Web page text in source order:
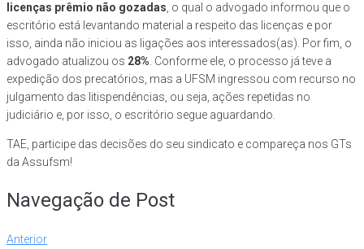
licenças prêmio não gozadas , o qual o advogado informou que o
escritório está levantando material a respeito das licenças e por
isso, ainda não iniciou as ligações aos interessados(as). Por fim, o
advogado atualizou os 28% . Conforme ele, o processo já teve a
expedição dos precatórios, mas a UFSM ingressou com recurso no
julgamento das litispendências, ou seja, ações repetidas no
judiciário e, por isso, o escritório segue aguardando.
TAE, participe das decisões do seu sindicato e compareça nos GTs
da Assufsm!
Navegação de Post
Anterior